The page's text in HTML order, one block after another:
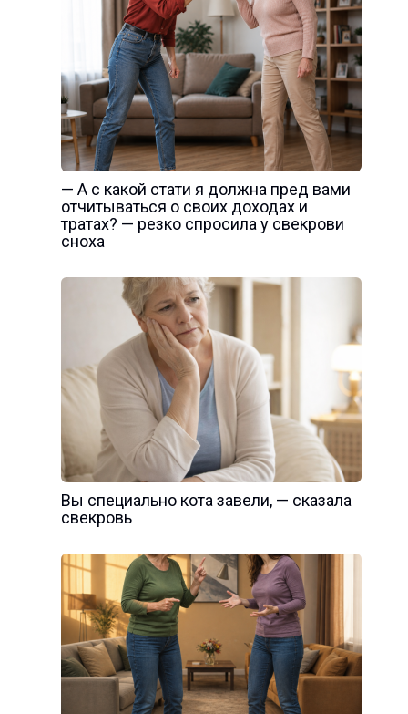
— А с какой стати я должна пред вами
отчитываться о своих доходах и
тратах? — резко спросила у свекрови
сноха
Вы специально кота завели, — сказала
свекровь